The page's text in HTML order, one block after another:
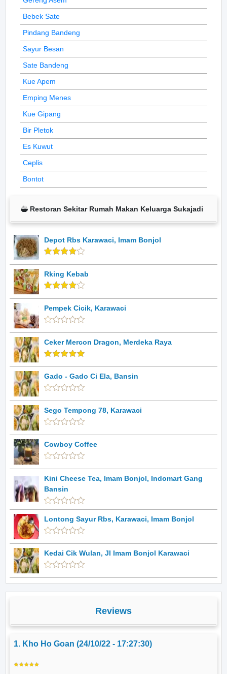
Bebek Sate
Pindang Bandeng
Sayur Besan
Sate Bandeng
Kue Apem
Emping Menes
Kue Gipang
Bir Pletok
Es Kuwut
Ceplis
Bontot
Restoran Sekitar Rumah Makan Keluarga Sukajadi
Depot Rbs Karawaci, Imam Bonjol
Rking Kebab
Pempek Cicik, Karawaci
Ceker Mercon Dragon, Merdeka Raya
Gado - Gado Ci Ela, Bansin
Sego Tempong 78, Karawaci
Cowboy Coffee
Kini Cheese Tea, Imam Bonjol, Indomart Gang
Bansin
Lontong Sayur Rbs, Karawaci, Imam Bonjol
Kedai Cik Wulan, Jl Imam Bonjol Karawaci
Reviews
1. Kho Ho Goan (24/10/22 - 17:27:30)